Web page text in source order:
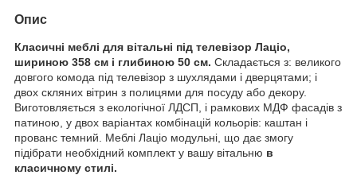
Опис
Класичні меблі для вітальні під телевізор Лаціо,
шириною 358 см і глибиною 50 см. Складається з: великого
довгого комода під телевізор з шухлядами і дверцятами; і
двох скляних вітрин з полицями для посуду або декору.
Виготовляється з екологічної ЛДСП, і рамкових МДФ фасадів з
патиною, у двох варіантах комбінацій кольорів: каштан і
прованс темний. Меблі Лаціо модульні, що дає змогу
підібрати необхідний комплект у вашу вітальню в
класичному стилі.